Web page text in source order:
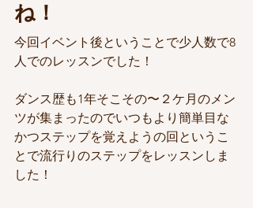
ね！
今回イベント後ということで少人数で8
人でのレッスンでした！
ダンス歴も1年そこその〜２ケ月のメン
ツが集まったのでいつもより簡単目な
かつステップを覚えようの回というこ
とで流行りのステップをレッスンしま
した！